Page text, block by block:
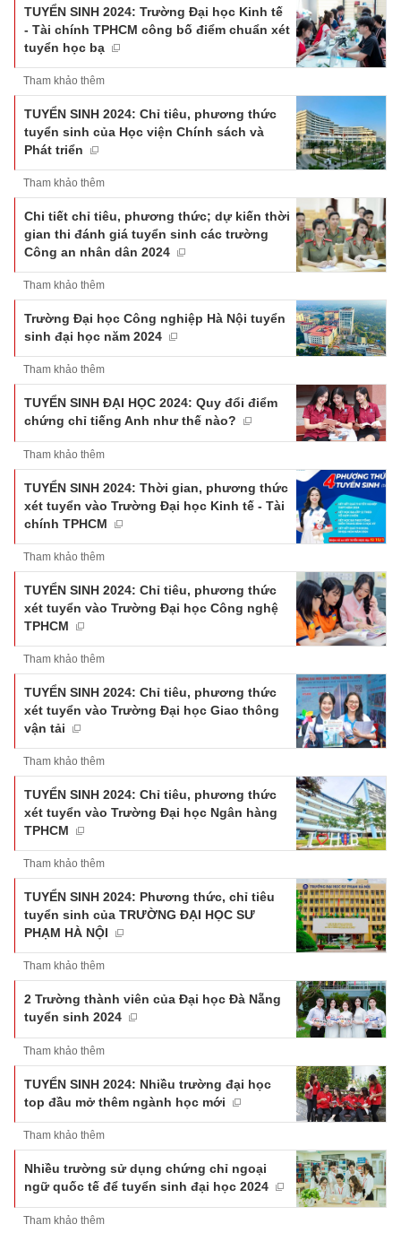
TUYỂN SINH 2024: Trường Đại học Kinh tế
- Tài chính TPHCM công bố điểm chuẩn xét
tuyển học bạ
Tham khảo thêm
TUYỂN SINH 2024: Chỉ tiêu, phương thức
tuyển sinh của Học viện Chính sách và
Phát triển
Tham khảo thêm
Chi tiết chỉ tiêu, phương thức; dự kiến thời
gian thi đánh giá tuyển sinh các trường
Công an nhân dân 2024
Tham khảo thêm
Trường Đại học Công nghiệp Hà Nội tuyển
sinh đại học năm 2024
Tham khảo thêm
TUYỂN SINH ĐẠI HỌC 2024: Quy đổi điểm
chứng chỉ tiếng Anh như thế nào?
Tham khảo thêm
TUYỂN SINH 2024: Thời gian, phương thức
xét tuyển vào Trường Đại học Kinh tế - Tài
chính TPHCM
Tham khảo thêm
TUYỂN SINH 2024: Chỉ tiêu, phương thức
xét tuyển vào Trường Đại học Công nghệ
TPHCM
Tham khảo thêm
TUYỂN SINH 2024: Chỉ tiêu, phương thức
xét tuyển vào Trường Đại học Giao thông
vận tải
Tham khảo thêm
TUYỂN SINH 2024: Chỉ tiêu, phương thức
xét tuyển vào Trường Đại học Ngân hàng
TPHCM
Tham khảo thêm
TUYỂN SINH 2024: Phương thức, chỉ tiêu
tuyển sinh của TRƯỜNG ĐẠI HỌC SƯ
PHẠM HÀ NỘI
Tham khảo thêm
2 Trường thành viên của Đại học Đà Nẵng
tuyển sinh 2024
Tham khảo thêm
TUYỂN SINH 2024: Nhiều trường đại học
top đầu mở thêm ngành học mới
Tham khảo thêm
Nhiều trường sử dụng chứng chỉ ngoại
ngữ quốc tế để tuyển sinh đại học 2024
Tham khảo thêm